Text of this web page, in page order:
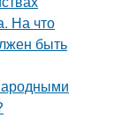
На что
быть